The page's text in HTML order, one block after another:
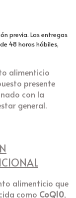
previa. Las entregas
48 horas hábiles,
alimenticio
presente
con la
general.
alimenticio que
como CoQ10,